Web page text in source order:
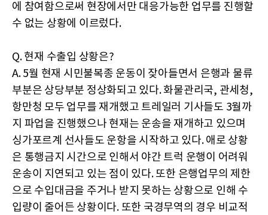
에 참여함으로써 현장에서만 대응가능한 업무를 진행할
수 없는 상황에 이르렀다.
Q. 현재 수출입 상황은?
A. 5월 현재 시민불복종 운동이 잦아들면서 은행과 물류
부분은 상당부분 정상화되고 있다. 화물관리국, 관세청,
항만청 모두 업무를 재개했고 트레일러 기사들도 3월까
지 파업을 진행했으나 현재는 운송을 재개하고 있으며
싱가포르계 선사들도 운항을 시작하고 있다. 애로 상황
은 통행금지 시간으로 인해서 야간 트럭 운행이 어려워
운송이 지연되고 있는 점이 있다. 또한 은행업무의 제한
으로 수입대금을 주거나 받지 못하는 상황으로 인해 수
입량이 줄어든 상황이다. 또한 국경무역의 경우 비교적